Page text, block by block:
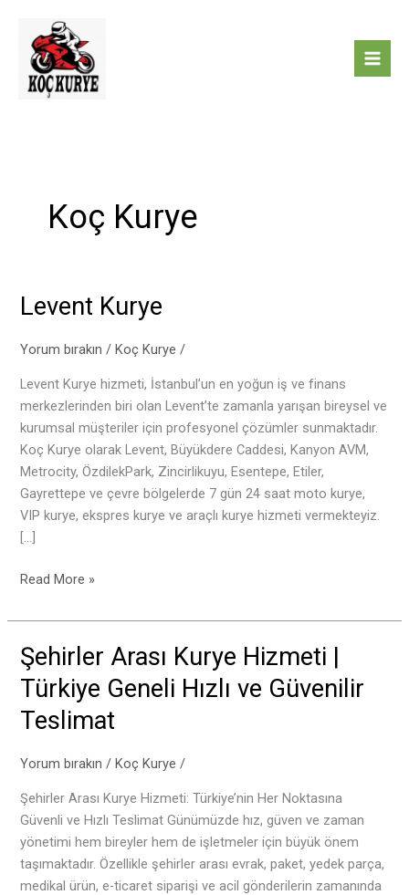
Koç Kurye
Levent Kurye
Yorum bırakın / Koç Kurye /
Levent Kurye hizmeti, İstanbul’un en yoğun iş ve finans
merkezlerinden biri olan Levent’te zamanla yarışan bireysel ve
kurumsal müşteriler için profesyonel çözümler sunmaktadır.
Koç Kurye olarak Levent, Büyükdere Caddesi, Kanyon AVM,
Metrocity, ÖzdilekPark, Zincirlikuyu, Esentepe, Etiler,
Gayrettepe ve çevre bölgelerde 7 gün 24 saat moto kurye,
VIP kurye, ekspres kurye ve araçlı kurye hizmeti vermekteyiz.
[…]
Levent
Read More »
Şehirler Arası Kurye Hizmeti |
Türkiye Geneli Hızlı ve Güvenilir
Teslimat
Yorum bırakın / Koç Kurye /
Şehirler Arası Kurye Hizmeti: Türkiye’nin Her Noktasına
Güvenli ve Hızlı Teslimat Günümüzde hız, güven ve zaman
yönetimi hem bireyler hem de işletmeler için büyük önem
taşımaktadır. Özellikle şehirler arası evrak, paket, yedek parça,
medikal ürün, e-ticaret siparişi ve acil gönderilerin zamanında
Şehirler
Arası
Kurye
Hizmeti
Türkiye
Hızlı
ve
Güvenilir
Teslimat